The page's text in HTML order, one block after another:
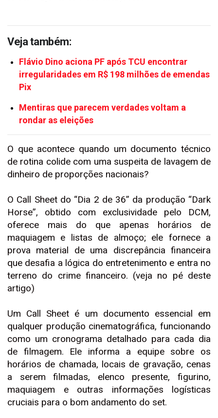
Veja também:
Flávio Dino aciona PF após TCU encontrar
irregularidades em R$ 198 milhões de emendas
Pix
Mentiras que parecem verdades voltam a
rondar as eleições
O que acontece quando um documento técnico
de rotina colide com uma suspeita de lavagem de
dinheiro de proporções nacionais?
O Call Sheet do “Dia 2 de 36” da produção “Dark
Horse”, obtido com exclusividade pelo DCM,
oferece mais do que apenas horários de
maquiagem e listas de almoço; ele fornece a
prova material de uma discrepância financeira
que desafia a lógica do entretenimento e entra no
terreno do crime financeiro. (veja no pé deste
artigo)
Um Call Sheet é um documento essencial em
qualquer produção cinematográfica, funcionando
como um cronograma detalhado para cada dia
de filmagem. Ele informa a equipe sobre os
horários de chamada, locais de gravação, cenas
a serem filmadas, elenco presente, figurino,
maquiagem e outras informações logísticas
cruciais para o bom andamento do set.